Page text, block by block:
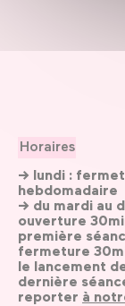
Horaires
→ lundi :
hebdomadaire
→ du mardi au
ouverture
première
fermeture
le lancement
dernière
reporter à